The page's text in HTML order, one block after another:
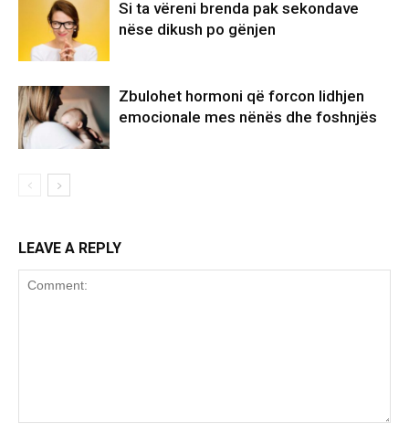
Si ta vëreni brenda pak sekondave
nëse dikush po gënjen
Zbulohet hormoni që forcon lidhjen
emocionale mes nënës dhe foshnjës
LEAVE A REPLY